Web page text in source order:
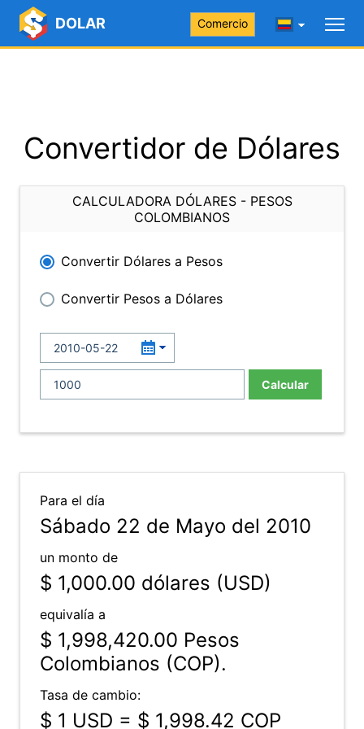
DOLAR Comercio
Convertidor de Dólares
CALCULADORA DÓLARES - PESOS
COLOMBIANOS
Convertir Dólares a Pesos
Convertir Pesos a Dólares
Calcular
Para el día
Sábado 22 de Mayo del 2010
un monto de
$ 1,000.00 dólares (USD)
equivalía a
$ 1,998,420.00 Pesos
Colombianos (COP).
Tasa de cambio:
$ 1 USD = $ 1,998.42 COP